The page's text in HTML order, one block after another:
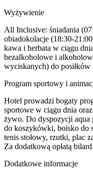
Wyżywienie
All Inclusive: śniadania
obiadokolacje (18:30-
kawa i herbata w ciągu
bezalkoholowe i
wyciskanych) do
Program sportowy i
Hotel prowadzi bogaty
sportowe w ciągu dnia
żywo. Do dyspozycji aqua
do koszykówki, boisko do
tenis stołowy, rzutki, plac
Za dodatkową opłatą
Dodatkowe informacje